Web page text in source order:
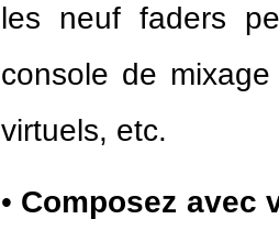
les neuf faders
console de
virtuels, etc.
• Composez avec